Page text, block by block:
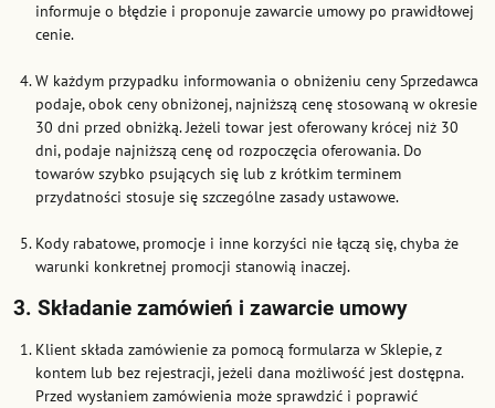
informuje o błędzie i proponuje zawarcie umowy po prawidłowej
cenie.
W każdym przypadku informowania o obniżeniu ceny Sprzedawca
podaje, obok ceny obniżonej, najniższą cenę stosowaną w okresie
30 dni przed obniżką. Jeżeli towar jest oferowany krócej niż 30
dni, podaje najniższą cenę od rozpoczęcia oferowania. Do
towarów szybko psujących się lub z krótkim terminem
przydatności stosuje się szczególne zasady ustawowe.
Kody rabatowe, promocje i inne korzyści nie łączą się, chyba że
warunki konkretnej promocji stanowią inaczej.
3. Składanie zamówień i zawarcie umowy
Klient składa zamówienie za pomocą formularza w Sklepie, z
kontem lub bez rejestracji, jeżeli dana możliwość jest dostępna.
Przed wysłaniem zamówienia może sprawdzić i poprawić